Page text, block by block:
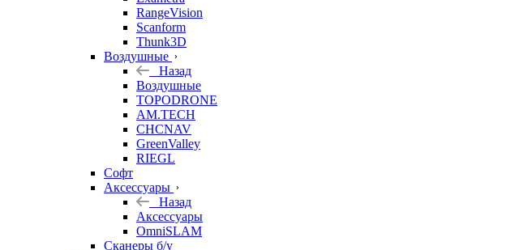
RangeVision
Scanform
Thunk3D
Воздушные
Назад
Воздушные
TOPODRONE
AM.TECH
CHCNAV
GreenValley
RIEGL
Софт
Аксессуары
Назад
Аксессуары
OmniSLAM
Сканеры б/у